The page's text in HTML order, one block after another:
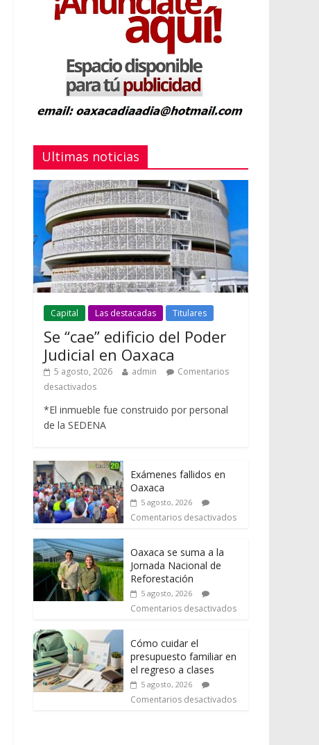
Ultimas noticias
Capital Las destacadas Titulares
Se “cae” edificio del Poder
Judicial en Oaxaca
5 agosto, 2026 admin
Comentarios
desactivados
*El inmueble fue construido por personal
de la SEDENA
Exámenes fallidos en
Oaxaca
5 agosto, 2026
Comentarios desactivados
Oaxaca se suma a la
Jornada Nacional de
Reforestación
5 agosto, 2026
Comentarios desactivados
Cómo cuidar el
presupuesto familiar en
el regreso a clases
5 agosto, 2026
Comentarios desactivados